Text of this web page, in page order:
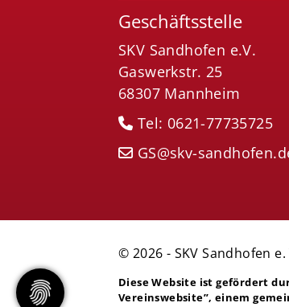
Geschäftsstelle
SKV Sandhofen e.V.
Gaswerkstr. 25
68307 Mannheim
Tel: 0621-77735725
GS@skv-
© 2026 - SKV Sandhofen
Diese Website ist gefördert
Vereinswebsite”, einem